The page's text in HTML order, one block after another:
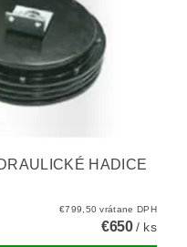
HADICE
€799,50 vrátane DPH
€650/ ks